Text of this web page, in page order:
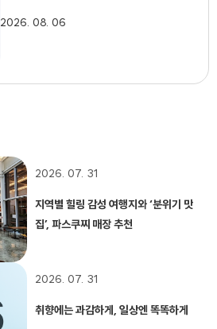
2026. 08. 06
2026. 07. 31
지역별 힐링 감성 여행지와 ‘분위기 맛
집’, 파스쿠찌 매장 추천
2026. 07. 31
취향에는 과감하게, 일상엔 똑똑하게